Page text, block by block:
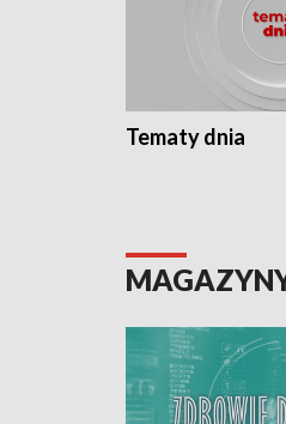
Tematy dnia